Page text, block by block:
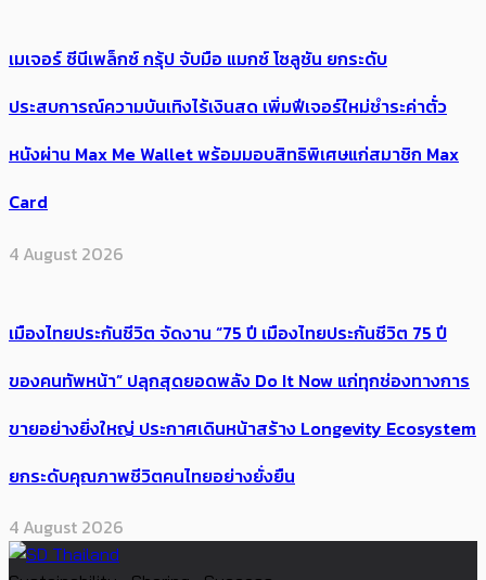
เมเจอร์ ซีนีเพล็กซ์ กรุ้ป จับมือ แมกซ์ โซลูชัน ยกระดับ
ประสบการณ์ความบันเทิงไร้เงินสด เพิ่มฟีเจอร์ใหม่ชำระค่าตั๋ว
หนังผ่าน Max Me Wallet พร้อมมอบสิทธิพิเศษแก่สมาชิก Max
Card
4 August 2026
เมืองไทยประกันชีวิต จัดงาน “75 ปี เมืองไทยประกันชีวิต 75 ปี
ของคนทัพหน้า” ปลุกสุดยอดพลัง Do It Now แก่ทุกช่องทางการ
ขายอย่างยิ่งใหญ่ ประกาศเดินหน้าสร้าง Longevity Ecosystem
ยกระดับคุณภาพชีวิตคนไทยอย่างยั่งยืน
4 August 2026